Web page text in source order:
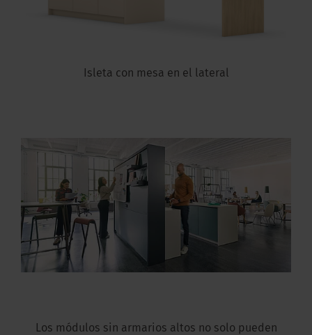
Isleta con mesa en el lateral
Los módulos sin armarios altos no solo pueden